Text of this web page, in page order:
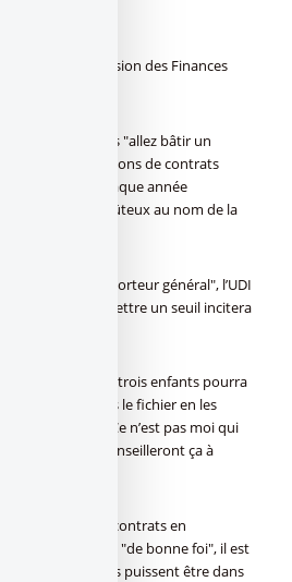
de la commission des Finances
bon sens", vous "allez bâtir un
de 10 millions de contrats
mouvements chaque année
"extrêmement coûteux au nom de la
avec le rapporteur général", l’UDI
que "mettre un seuil incitera
une famille avec trois enfants pourra
répertoriés dans le fichier en les
7.500 euros. "Ce n’est pas moi qui
assureurs qui conseilleront ça à
de gestion des contrats en
général est "de bonne foi", il est
les petits contrats puissent être dans